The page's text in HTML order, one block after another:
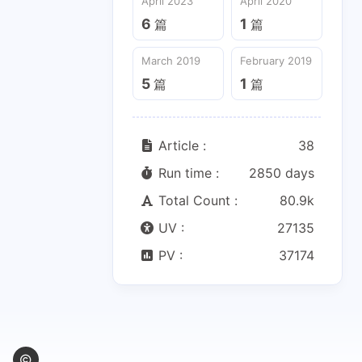
1篇
6 篇 1 篇
March 2019
5 篇
February 2019
1 篇
Article :
38
Run time :
2850 days
Total Count :
80.9k
UV :
27135
PV :
37174